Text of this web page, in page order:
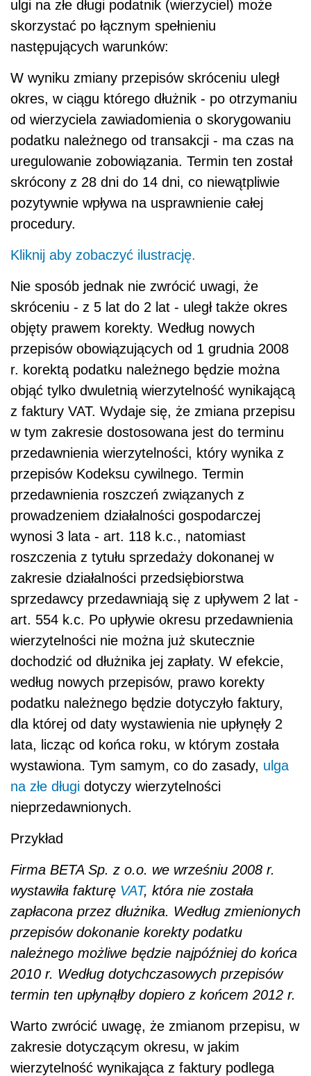
ulgi na złe długi podatnik (wierzyciel) może
skorzystać po łącznym spełnieniu
następujących warunków:
W wyniku zmiany przepisów skróceniu uległ
okres, w ciągu którego dłużnik - po otrzymaniu
od wierzyciela zawiadomienia o skorygowaniu
podatku należnego od transakcji - ma czas na
uregulowanie zobowiązania. Termin ten został
skrócony z 28 dni do 14 dni, co niewątpliwie
pozytywnie wpływa na usprawnienie całej
procedury.
Kliknij aby zobaczyć ilustrację.
Nie sposób jednak nie zwrócić uwagi, że
skróceniu - z 5 lat do 2 lat - uległ także okres
objęty prawem korekty. Według nowych
przepisów obowiązujących od 1 grudnia 2008
r. korektą podatku należnego będzie można
objąć tylko dwuletnią wierzytelność wynikającą
z faktury VAT. Wydaje się, że zmiana przepisu
w tym zakresie dostosowana jest do terminu
przedawnienia wierzytelności, który wynika z
przepisów Kodeksu cywilnego. Termin
przedawnienia roszczeń związanych z
prowadzeniem działalności gospodarczej
wynosi 3 lata - art. 118 k.c., natomiast
roszczenia z tytułu sprzedaży dokonanej w
zakresie działalności przedsiębiorstwa
sprzedawcy przedawniają się z upływem 2 lat -
art. 554 k.c. Po upływie okresu przedawnienia
wierzytelności nie można już skutecznie
dochodzić od dłużnika jej zapłaty. W efekcie,
według nowych przepisów, prawo korekty
podatku należnego będzie dotyczyło faktury,
dla której od daty wystawienia nie upłynęły 2
lata, licząc od końca roku, w którym została
wystawiona. Tym samym, co do zasady, ulga
na złe długi dotyczy wierzytelności
nieprzedawnionych.
Przykład
Firma BETA Sp. z o.o. we wrześniu 2008 r.
wystawiła fakturę VAT, która nie została
zapłacona przez dłużnika. Według zmienionych
przepisów dokonanie korekty podatku
należnego możliwe będzie najpóźniej do końca
2010 r. Według dotychczasowych przepisów
termin ten upłynąłby dopiero z końcem 2012 r.
Warto zwrócić uwagę, że zmianom przepisu, w
zakresie dotyczącym okresu, w jakim
wierzytelność wynikająca z faktury podlega